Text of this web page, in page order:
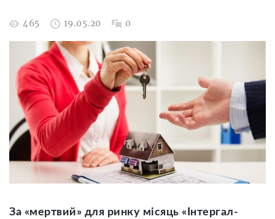
465 19.05.20 0
За «мертвий» для ринку місяць «Інтергал-